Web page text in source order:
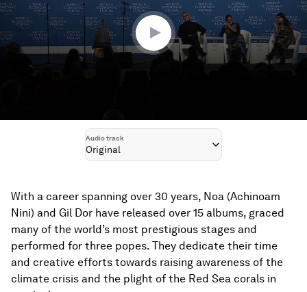
17
seconds
Audio track
Original
With a career spanning over 30 years, Noa (Achinoam
Nini) and Gil Dor have released over 15 albums, graced
many of the world’s most prestigious stages and
performed for three popes. They dedicate their time
and creative efforts towards raising awareness of the
climate crisis and the plight of the Red Sea corals in